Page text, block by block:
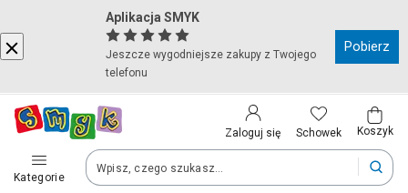
Aplikacja SMYK
Jeszcze wygodniejsze zakupy z Twojego
telefonu
Pobierz
Zaloguj się Schowek Koszyk
Kategorie
Kraj i język
Polska (Poland)
Twoje zamówienia dostarczymy na teren wybranego kraju.